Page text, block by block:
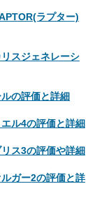
ラプター)
スジェネレーシ
の評価と詳細
ル4の評価と詳細
ス3の評価や詳細
ガー2の評価と詳